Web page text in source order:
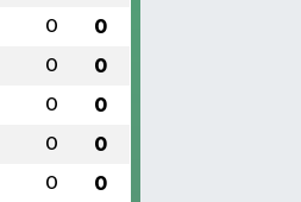
0 0
0 0
0 0
0 0
0 0